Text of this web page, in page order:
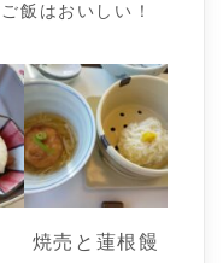
飯はおいしい！
焼売と蓮根饅